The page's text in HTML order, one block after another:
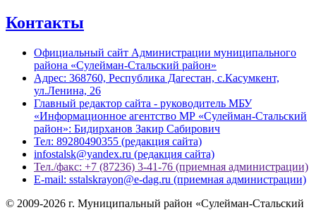
Контакты
Официальный сайт Администрации муниципального
района «Сулейман-Стальский район»
Адрес: 368760, Республика Дагестан, с.Касумкент,
ул.Ленина, 26
Главный редактор сайта - руководитель МБУ
«Информационное агентство МР «Сулейман-Стальский
район»: Бидирханов Закир Сабирович
Тел: 89280490355 (редакция сайта)
infostalsk@yandex.ru (редакция сайта)
Тел./факс: +7 (87236) 3-41-76 (приемная администрации)
E-mail: sstalskrayon@e-dag.ru (приемная администрации)
© 2009-2026 г. Муниципальный район «Сулейман-Стальский